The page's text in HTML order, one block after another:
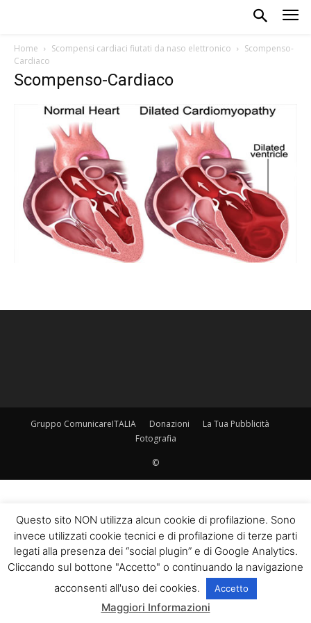
Home Scompensi cardiaci fiutati da naso elettronico
Scompenso-
Cardiaco
Scompenso-Cardiaco
Gruppo ComunicareITALIA Donazioni
La Tua Pubblicità
Fotografia
©
Questo sito NON utilizza alcun cookie di profilazione. Sono
invece utilizzati cookie tecnici e di profilazione di terze parti
legati alla presenza dei “social plugin” e di Google Analytics.
Cliccando sul bottone "Accetto" o continuando la navigazione
acconsenti all'uso dei cookies.
Accetto
Maggiori Informazioni